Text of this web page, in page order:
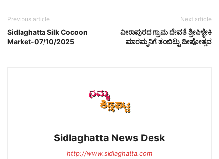
Previous article
Sidlaghatta Silk Cocoon
Market-07/10/2025
Next article
ವೀರಾಪುರದ ಗ್ರಾಮ ದೇವತೆ ಶ್ರೀಪಿಳ್ಳೇಕಿ
ಮಾರಮ್ಮನಿಗೆ ತಂಬಿಟ್ಟು ದೀಪೋತ್ಸವ
Sidlaghatta News Desk
http://www.sidlaghatta.com